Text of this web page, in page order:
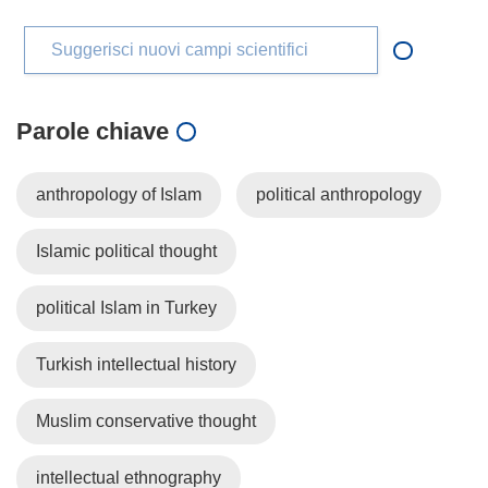
Suggerisci nuovi campi scientifici
Parole chiave
anthropology of Islam political anthropology
Islamic political thought
political Islam in Turkey
Turkish intellectual history
Muslim conservative thought
intellectual ethnography